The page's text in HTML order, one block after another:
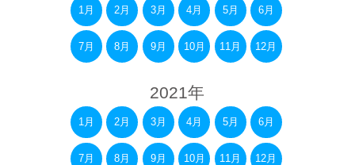
1月 2月 3月 4月 5月 6月
7月 8月 9月 10月 11月 12月
2021年
1月 2月 3月 4月 5月 6月
7月 8月 9月 10月 11月 12月